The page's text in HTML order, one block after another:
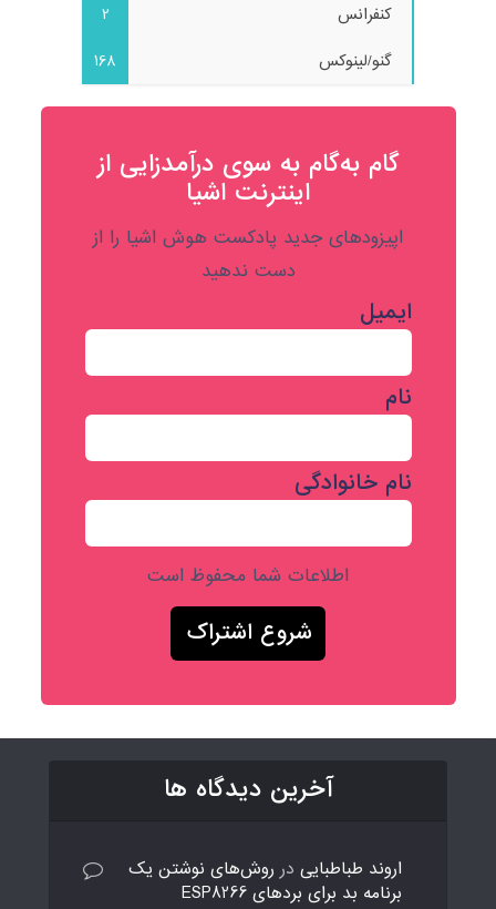
کنفرانس
2
گنو/لینوکس
168
گام به‌گام به‌ سوی درآمدزایی از
اینترنت اشیا
اپیزودهای جدید پادکست هوش اشیا را از
دست ندهید
ایمیل
نام
نام خانوادگی
اطلاعات شما محفوظ است
آخرین دیدگاه ها
اروند طباطبایی در روش‌های نوشتن یک
برنامه بد برای بردهای ESP8266